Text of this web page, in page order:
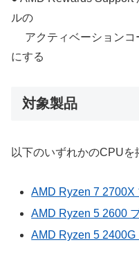
ルの
アクティベーションコ
にする
対象製品
以下のいずれかのCPU
AMD Ryzen 7 2700X
AMD Ryzen 5 2600
AMD Ryzen 5 2400G